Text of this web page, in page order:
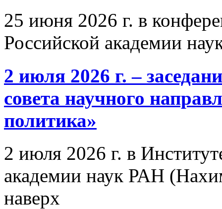
25 июня 2026 г. в
Российской академии
2 июля 2026 г. –
совета научного
политика»
2 июля 2026 г. в
академии наук РАН
наверх